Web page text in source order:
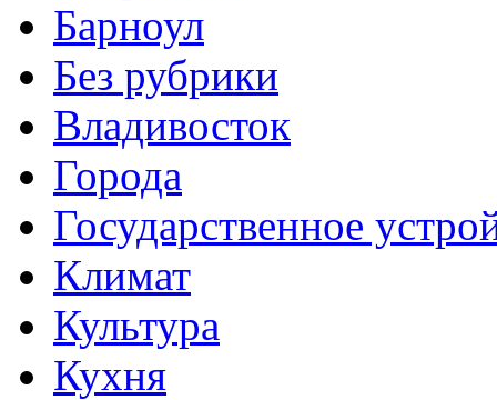
Барноул
Без рубрики
Владивосток
Города
Государственное
Климат
Культура
Кухня